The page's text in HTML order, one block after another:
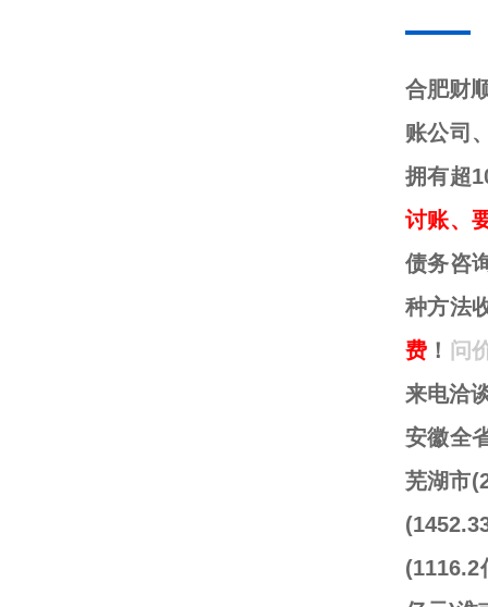
合肥财
账公司
拥有超
讨账、
债务咨
种方法
费 ！ 问
来电洽
安徽全
芜湖市